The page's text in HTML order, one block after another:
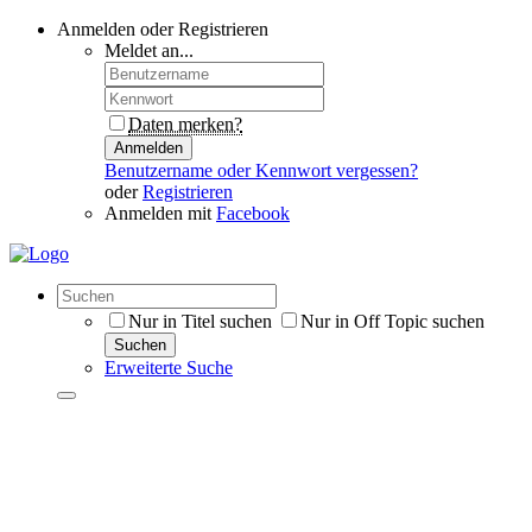
Anmelden oder Registrieren
Meldet an...
Daten merken?
Anmelden
Benutzername oder Kennwort vergessen?
oderRegistrieren
Anmelden mit Facebook
Nur in Titel suchen Nur in Off Topic suchen
Suchen
Erweiterte Suche